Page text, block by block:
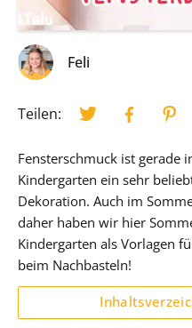
Feli
Teilen:
Fensterschmuck ist gerade
Kindergarten ein sehr
Dekoration. Auch im
daher haben wir hier
Kindergarten als Vorlagen
beim Nachbasteln!